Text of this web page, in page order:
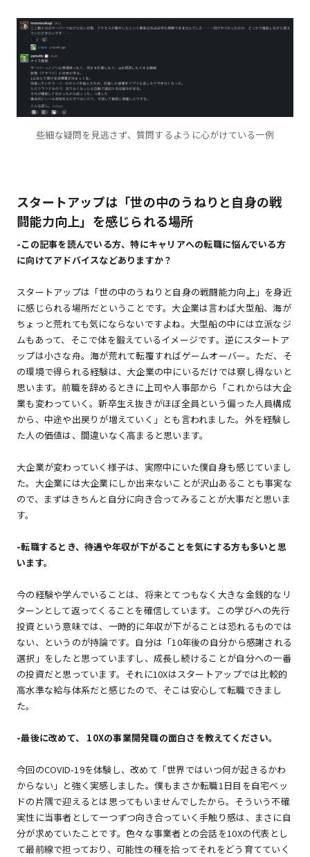
些細な疑問を見逃さず、質問するように心がけている一例
スタートアップは「世の中のうねりと自身の戦
闘能力向上」を感じられる場所
-この記事を読んでいる方、特にキャリアへの転職に悩んでいる方
に向けてアドバイスなどありますか？
スタートアップは「世の中のうねりと自身の戦闘能力向上」を身近
に感じられる場所だということです。大企業は言わば大型船、海が
ちょっと荒れても気にならないですよね。大型船の中には立派なジ
ムもあって、そこで体を鍛えているイメージです。逆にスタートア
ップは小さな舟。海が荒れて転覆すればゲームオーバー。ただ、そ
の環境で得られる経験は、大企業の中にいるだけでは察し得ないと
思います。前職を辞めるときに上司や人事部から「これからは大企
業も変わっていく。新卒生え抜きがほぼ全員という偏った人員構成
から、中途や出戻りが増えていく」とも言われました。外を経験し
た人の価値は、間違いなく高まると思います。
大企業が変わっていく様子は、実際中にいた僕自身も感じていまし
た。大企業には大企業にしか出来ないことが沢山あることも事実な
ので、まずはきちんと自分に向き合ってみることが大事だと思いま
す。
-転職するとき、待遇や年収が下がることを気にする方も多いと思
います。
今の経験や学んでいることは、将来とてつもなく大きな金銭的なリ
ターンとして返ってくることを確信しています。この学びへの先行
投資という意味では、一時的に年収が下がることは恐れるものでは
ない、というのが持論です。自分は「10年後の自分から感謝される
選択」をしたと思っていますし、成長し続けることが自分への一番
の投資だと思っています。それに10Xはスタートアップでは比較的
高水準な給与体系だと感じたので、そこは安心して転職できまし
た。
-最後に改めて、 10Xの事業開発職の面白さを教えてください。
今回のCOVID-19を体験し、改めて「世界ではいつ何が起きるかわ
からない」と強く実感しました。僕もまさか転職1日目を自宅ベッ
ドの片隅で迎えるとは思ってもいませんでしたから。そういう不確
実性に当事者として一つずつ向き合っていく手触り感は、まさに自
分が求めていたことです。色々な事業者との会話を10Xの代表とし
て最前線で担っており、可能性の種を拾ってそれをどう育てていく